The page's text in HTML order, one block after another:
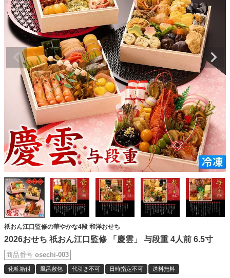
祇おん江口監修の華やかな4段 和洋おせち
2026おせち 祇おん江口監修 「慶雲」 与段重 4人前 6.5寸
商品番号 osechi-003
化粧箱付 風呂敷包 代引き不可 日時指定不可 送料無料